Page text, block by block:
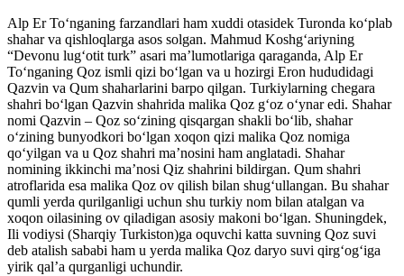
Alp Er To‘nganing farzandlari ham xuddi otasidek Turonda ko‘plab
shahar va qishloqlarga asos solgan. Mahmud Koshg‘ariyning
“Devonu lug‘otit turk” asari ma’lumotlariga qaraganda, Alp Er
To‘nganing Qoz ismli qizi bo‘lgan va u hozirgi Eron hududidagi
Qazvin va Qum shaharlarini barpo qilgan. Turkiylarning chegara
shahri bo‘lgan Qazvin shahrida malika Qoz g‘oz o‘ynar edi. Shahar
nomi Qazvin – Qoz so‘zining qisqargan shakli bo‘lib, shahar
o‘zining bunyodkori bo‘lgan xoqon qizi malika Qoz nomiga
qo‘yilgan va u Qoz shahri ma’nosini ham anglatadi. Shahar
nomining ikkinchi ma’nosi Qiz shahrini bildirgan. Qum shahri
atroflarida esa malika Qoz ov qilish bilan shug‘ullangan. Bu shahar
qumli yerda qurilganligi uchun shu turkiy nom bilan atalgan va
xoqon oilasining ov qiladigan asosiy makoni bo‘lgan. Shuningdek,
Ili vodiysi (Sharqiy Turkiston)ga oquvchi katta suvning Qoz suvi
deb atalish sababi ham u yerda malika Qoz daryo suvi qirg‘og‘iga
yirik qal’a qurganligi uchundir.